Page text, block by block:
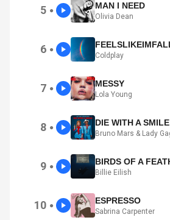
5 ● MAN I NEED
Olivia Dean
6 ●
Coldplay
7 ● MESSY
Lola Young
8 ● DIE WITH A SMILE
Bruno Mars & Lady
9 ● BIRDS OF A
Billie Eilish
10 ● ESPRESSO
Sabrina Carpenter